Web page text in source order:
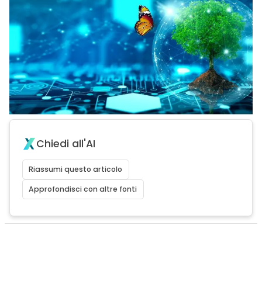
Chiedi all'AI
Riassumi questo articolo
Approfondisci con altre fonti